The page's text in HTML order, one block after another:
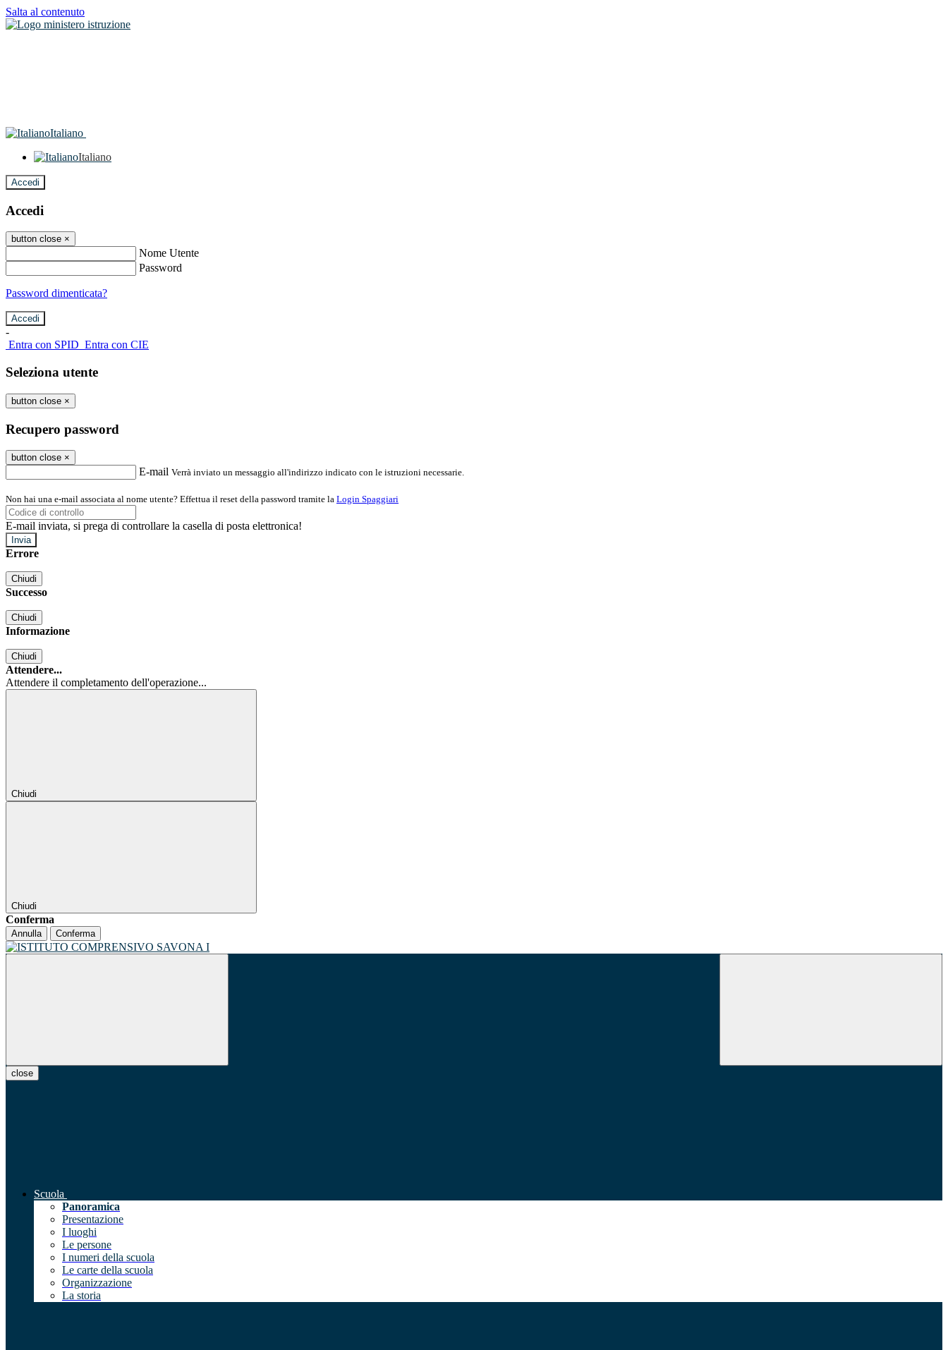
Salta al contenuto
Italiano
Italiano
Accedi
Accedi
button close ×
Nome Utente
Password
Password dimenticata?
-
Entra con SPID Entra con CIE
Seleziona utente
button close ×
Recupero password
button close ×
E-mail Verrà inviato un messaggio all'indirizzo indicato con le istruzioni necessarie.
Non hai una e-mail associata al nome utente? Effettua il reset della password tramite la Login Spaggiari
E-mail inviata, si prega di controllare la casella di posta elettronica!
Errore
Chiudi
Successo
Chiudi
Informazione
Chiudi
Attendere...
Attendere il completamento dell'operazione...
Chiudi
Chiudi
Conferma
Annulla Conferma
close
Scuola
Panoramica
Presentazione
I luoghi
Le persone
I numeri della scuola
Le carte della scuola
Organizzazione
La storia